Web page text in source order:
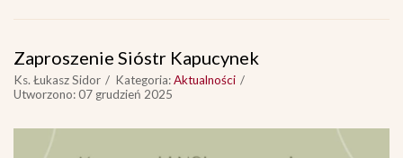
Zaproszenie Sióstr Kapucynek
Ks. Łukasz Sidor Kategoria:Aktualności
Utworzono: 07 grudzień 2025